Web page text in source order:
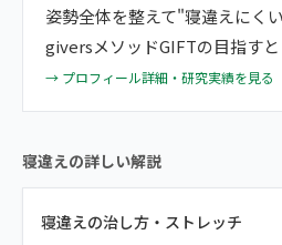
姿勢全体を整えて"寝違えにく
giversメソッドGIFTの目指すと
→ プロフィール詳細・研究実績を見る
寝違えの詳しい解説
寝違えの治し方・ストレッチ